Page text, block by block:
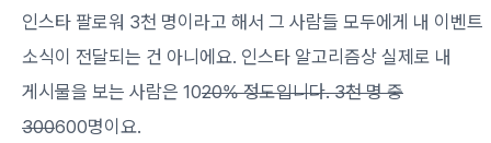
인스타 팔로워 3천 명이라고 해서 그 사람들 모두에게 내 이벤트
소식이 전달되는 건 아니에요. 인스타 알고리즘상 실제로 내
게시물을 보는 사람은 1020% 정도입니다. 3천 명 중
300600명이요.